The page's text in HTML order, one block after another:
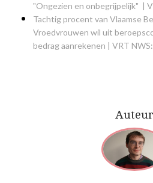
"Ongezien en onbegrijpelijk" |
Tachtig procent van Vlaamse
Vroedvrouwen wil uit
bedrag aanrekenen | VRT
Auteur